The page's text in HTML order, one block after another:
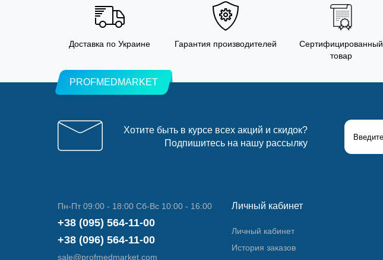
Доставка по Украине Гарантия производителей
Сертифицированный
товар
PROFMEDMARKET
Хотите быть в курсе всех акций и скидок?
Подпишитесь на нашу рассылку
Пн-Пт 09:00 - 18:00 Сб-Вс 10:00 - 16:00
+38 (095) 564-11-00
+38 (096) 564-11-00
sale@profmedmarket.com
Личный кабинет
Личный кабинет
История заказов